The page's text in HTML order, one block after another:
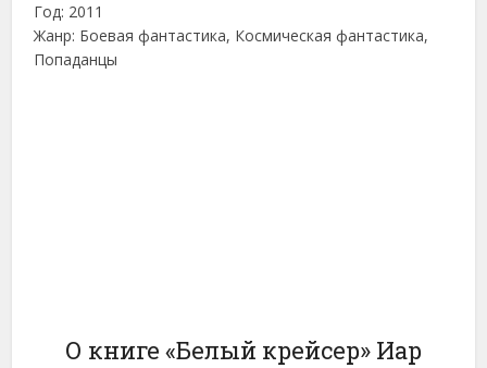
Год: 2011
Жанр: Боевая фантастика, Космическая фантастика,
Попаданцы
О книге «Белый крейсер» Иар